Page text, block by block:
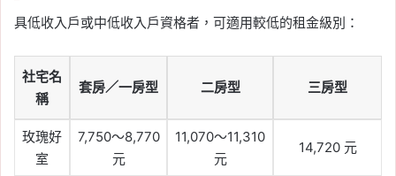
具低收入戶或中低收入戶資格者，可適用較低的租金級別：
社宅名
稱
套房／一房型 二房型 三房型
玫瑰好
室
7,750～8,770
元
11,070～11,310
元
14,720 元